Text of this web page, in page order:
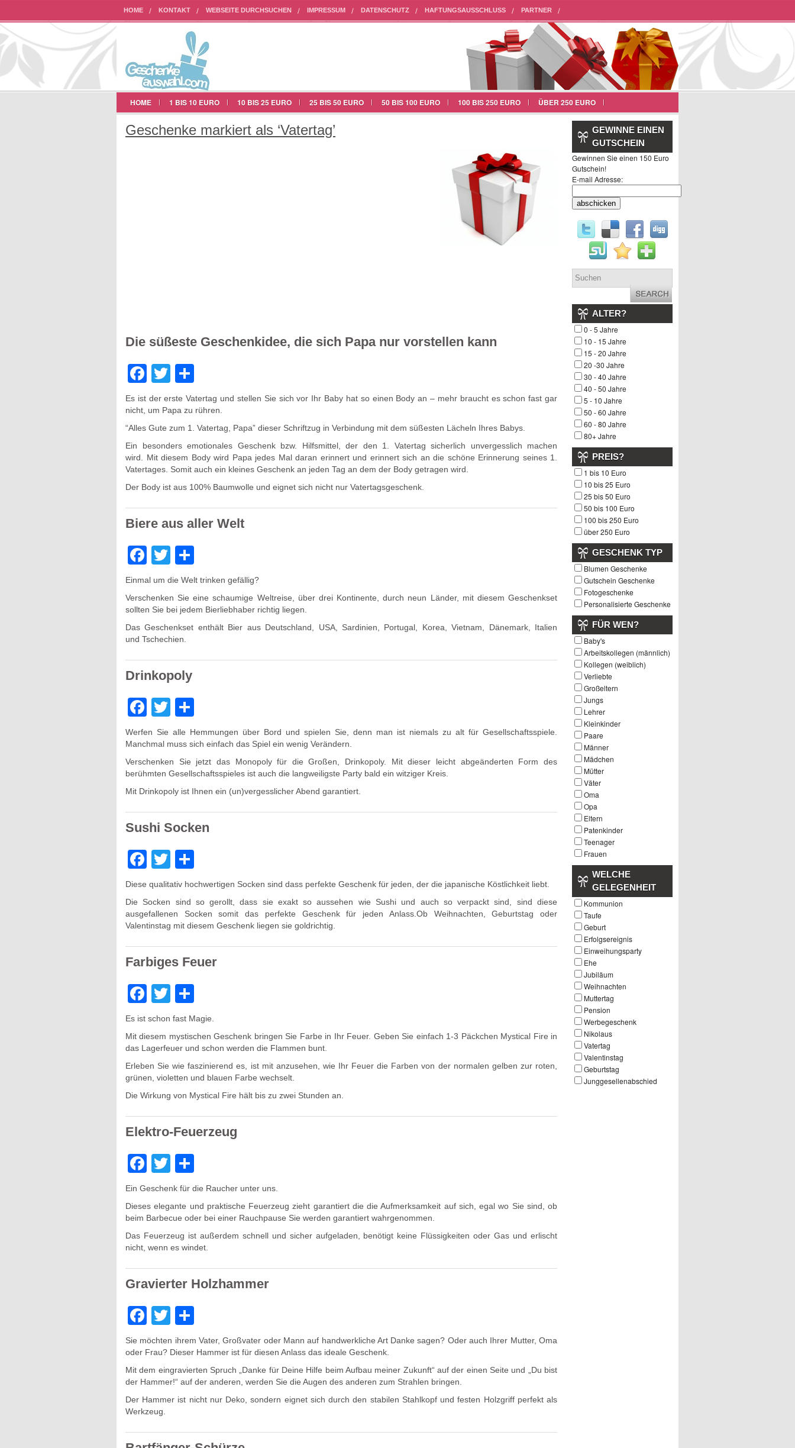
HOME KONTAKT WEBSEITE DURCHSUCHEN IMPRESSUM DATENSCHUTZ HAFTUNGSAUSSCHLUSS PARTNER
AUF UNSERER WEBSEITE WERBEN
HOME 1 BIS 10 EURO 10 BIS 25 EURO 25 BIS 50 EURO 50 BIS 100 EURO 100 BIS 250 EURO ÜBER 250 EURO
Geschenke markiert als ‘Vatertag’
Die süßeste Geschenkidee, die sich Papa nur vorstellen kann
Facebook
Twitter
Es ist der erste Vatertag und stellen Sie sich vor Ihr Baby hat so einen Body an – mehr braucht es schon fast gar
nicht, um Papa zu rühren.
“Alles Gute zum 1. Vatertag, Papa” dieser Schriftzug in Verbindung mit dem süßesten Lächeln Ihres Babys.
Ein besonders emotionales Geschenk bzw. Hilfsmittel, der den 1. Vatertag sicherlich unvergesslich machen
wird. Mit diesem Body wird Papa jedes Mal daran erinnert und erinnert sich an die schöne Erinnerung seines 1.
Vatertages. Somit auch ein kleines Geschenk an jeden Tag an dem der Body getragen wird.
Der Body ist aus 100% Baumwolle und eignet sich nicht nur Vatertagsgeschenk.
Biere aus aller Welt
Facebook
Twitter
Einmal um die Welt trinken gefällig?
Verschenken Sie eine schaumige Weltreise, über drei Kontinente, durch neun Länder, mit diesem Geschenkset
sollten Sie bei jedem Bierliebhaber richtig liegen.
Das Geschenkset enthält Bier aus Deutschland, USA, Sardinien, Portugal, Korea, Vietnam, Dänemark, Italien
und Tschechien.
Drinkopoly
Facebook
Twitter
Werfen Sie alle Hemmungen über Bord und spielen Sie, denn man ist niemals zu alt für Gesellschaftsspiele.
Manchmal muss sich einfach das Spiel ein wenig Verändern.
Verschenken Sie jetzt das Monopoly für die Großen, Drinkopoly. Mit dieser leicht abgeänderten Form des
berühmten Gesellschaftsspieles ist auch die langweiligste Party bald ein witziger Kreis.
Mit Drinkopoly ist Ihnen ein (un)vergesslicher Abend garantiert.
Sushi Socken
Facebook
Twitter
Diese qualitativ hochwertigen Socken sind dass perfekte Geschenk für jeden, der die japanische Köstlichkeit liebt.
Die Socken sind so gerollt, dass sie exakt so aussehen wie Sushi und auch so verpackt sind, sind diese
ausgefallenen Socken somit das perfekte Geschenk für jeden Anlass.Ob Weihnachten, Geburtstag oder
Valentinstag mit diesem Geschenk liegen sie goldrichtig.
Farbiges Feuer
Facebook
Twitter
Es ist schon fast Magie.
Mit diesem mystischen Geschenk bringen Sie Farbe in Ihr Feuer. Geben Sie einfach 1-3 Päckchen Mystical Fire in
das Lagerfeuer und schon werden die Flammen bunt.
Erleben Sie wie faszinierend es, ist mit anzusehen, wie Ihr Feuer die Farben von der normalen gelben zur roten,
grünen, violetten und blauen Farbe wechselt.
Die Wirkung von Mystical Fire hält bis zu zwei Stunden an.
Elektro-Feuerzeug
Facebook
Twitter
Ein Geschenk für die Raucher unter uns.
Dieses elegante und praktische Feuerzeug zieht garantiert die die Aufmerksamkeit auf sich, egal wo Sie sind, ob
beim Barbecue oder bei einer Rauchpause Sie werden garantiert wahrgenommen.
Das Feuerzeug ist außerdem schnell und sicher aufgeladen, benötigt keine Flüssigkeiten oder Gas und erlischt
nicht, wenn es windet.
Gravierter Holzhammer
Facebook
Twitter
Sie möchten ihrem Vater, Großvater oder Mann auf handwerkliche Art Danke sagen? Oder auch Ihrer Mutter, Oma
oder Frau? Dieser Hammer ist für diesen Anlass das ideale Geschenk.
Mit dem eingravierten Spruch „Danke für Deine Hilfe beim Aufbau meiner Zukunft“ auf der einen Seite und „Du bist
der Hammer!“ auf der anderen, werden Sie die Augen des anderen zum Strahlen bringen.
Der Hammer ist nicht nur Deko, sondern eignet sich durch den stabilen Stahlkopf und festen Holzgriff perfekt als
Werkzeug.
GEWINNE EINEN
GUTSCHEIN
Gewinnen Sie einen 150 Euro
Gutschein!
E-mail Adresse:
ALTER?
0 - 5 Jahre
10 - 15 Jahre
15 - 20 Jahre
20 -30 Jahre
30 - 40 Jahre
40 - 50 Jahre
5 - 10 Jahre
50 - 60 Jahre
60 - 80 Jahre
80+ Jahre
PREIS?
1 bis 10 Euro
10 bis 25 Euro
25 bis 50 Euro
50 bis 100 Euro
100 bis 250 Euro
über 250 Euro
GESCHENK TYP
Blumen Geschenke
Gutschein Geschenke
Fotogeschenke
Personalisierte Geschenke
FÜR WEN?
Baby's
Arbeitskollegen (männlich)
Kollegen (weiblich)
Verliebte
Großeltern
Jungs
Lehrer
Kleinkinder
Paare
Männer
Mädchen
Mütter
Väter
Oma
Opa
Eltern
Patenkinder
Teenager
Frauen
WELCHE
GELEGENHEIT
Kommunion
Taufe
Geburt
Erfolgsereignis
Einweihungsparty
Ehe
Jubiläum
Weihnachten
Muttertag
Pension
Werbegeschenk
Nikolaus
Vatertag
Valentinstag
Geburtstag
Junggesellenabschied